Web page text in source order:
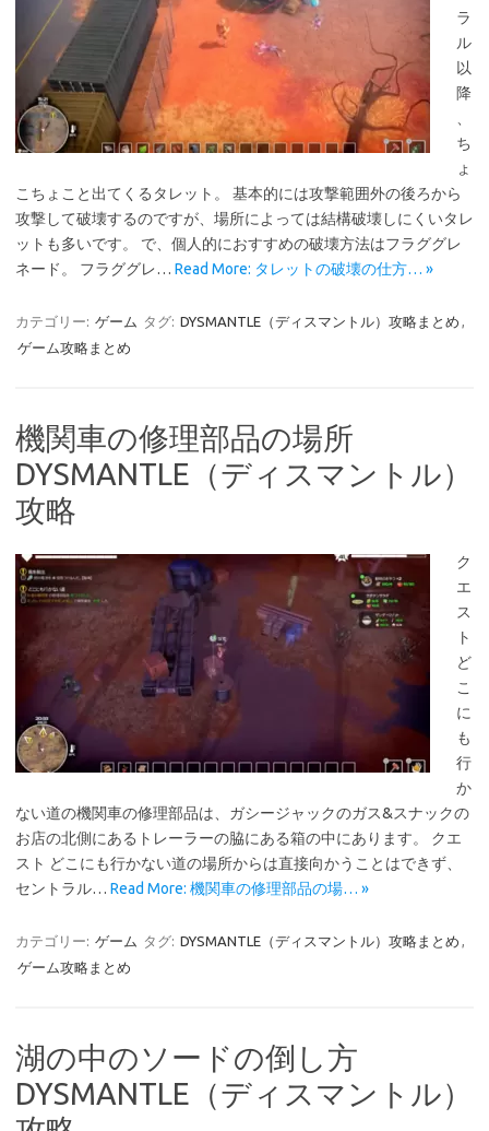
ラ
ル
以
降
ち
ょ
こちょこと出てくるタレット。 基本的には攻撃範囲外の後ろから
攻撃して破壊するのですが、場所によっては結構破壊しにくいタレ
ットも多いです。 で、個人的におすすめの破壊方法はフラググレ
ネード。 フラググレ… Read More: タレットの破壊の仕方… »
カテゴリー: ゲーム タグ: DYSMANTLE（ディスマントル）攻略まとめ ,
ゲーム攻略まとめ
機関車の修理部品の場所
DYSMANTLE（ディスマントル）
攻略
ク
エ
ス
ト
ど
こ
に
も
行
か
ない道の機関車の修理部品は、ガシージャックのガス&スナックの
お店の北側にあるトレーラーの脇にある箱の中にあります。 クエ
スト どこにも行かない道の場所からは直接向かうことはできず、
セントラル… Read More: 機関車の修理部品の場… »
カテゴリー: ゲーム タグ: DYSMANTLE（ディスマントル）攻略まとめ ,
ゲーム攻略まとめ
湖の中のソードの倒し方
DYSMANTLE（ディスマントル）